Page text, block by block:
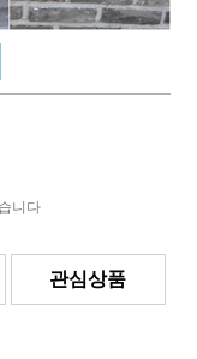
니다
관심상품